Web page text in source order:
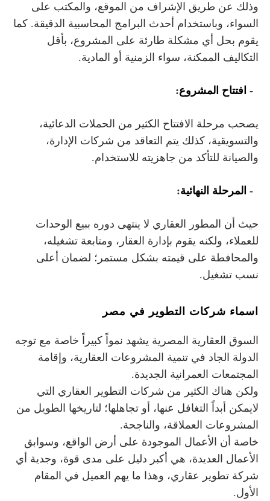
وذلك عن طريق الإشراف من الموقع، والمكتب على
السواء، وباستخدام أحدث البرامج المحاسبية الدقيقة. كما
يقوم بحل أي مشكلة طارئة على المشروع، بأقل
التكاليف الممكنة، سواء الزمنية أو المادية.
افتتاح المشروع:
يصحب مرحلة الافتتاح الكثير من الحملات الدعائية،
والتسويقية، كذلك يتم التعاقد من شركات الإدارة،
والصيانة للتأكد من جاهزيته للاستخدام.
المرحلة النهائية:
حيث أن المطور العقاري لا ينتهى دوره ببيع الوحدات
للعملاء، ولكنه يقوم بإدارة العقار، ومتابعة تشغيله،
والمحافطة على قيمته بشكل مستمر؛ لضمان أعلى
نسب تشغيل.
اسماء شركات التطوير في مصر
السوق العقارية المصرية يشهد نمواً كبيراً خاصة مع توجه
الدولة الجاد في تنمية المشروعات العقارية، وإقامة
المجتمعات العمرانية الجديدة.
ولكن هناك الكثير من شركات التطوير العقاري التي
لايمكن أبداً التغافل عنها، أو تجاهلها؛ لتاريخها الطويل من
المشروعات العملاقة، والناجحة.
خاصة أن الأعمال الموجودة على أرض الواقع، وسوابق
الأعمال العديدة، هي أكبر دليل على مدى قوة، وجدية أي
شركة تطوير عقاري، وهذا ما يهم العميل في المقام
الأول.